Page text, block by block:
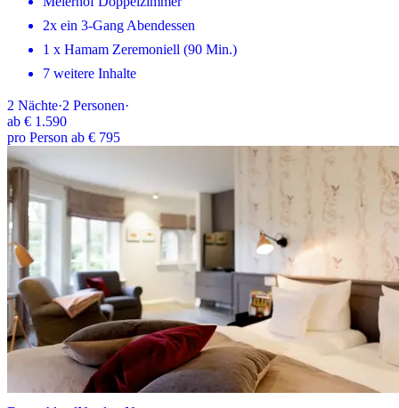
2x ein 3-Gang Abendessen
1 x Hamam Zeremoniell (90 Min.)
7 weitere Inhalte
2 Nächte·2 Personen·
ab € 1.590
pro Person ab € 795